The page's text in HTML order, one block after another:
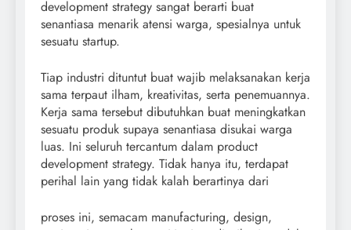
development strategy sangat berarti buat
senantiasa menarik atensi warga, spesialnya untuk
sesuatu startup.
Tiap industri dituntut buat wajib melaksanakan kerja
sama terpaut ilham, kreativitas, serta penemuannya.
Kerja sama tersebut dibutuhkan buat meningkatkan
sesuatu produk supaya senantiasa disukai warga
luas. Ini seluruh tercantum dalam product
development strategy. Tidak hanya itu, terdapat
perihal lain yang tidak kalah berartinya dari
proses ini, semacam manufacturing, design,